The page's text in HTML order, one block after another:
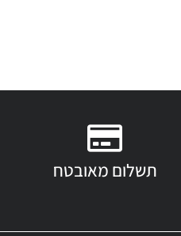
תשלום מאובטח